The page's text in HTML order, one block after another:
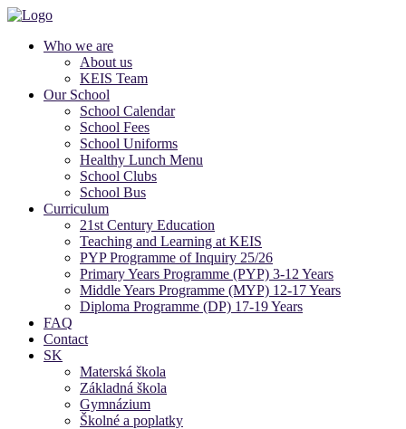
Who we are
About us
KEIS Team
Our School
School Calendar
School Fees
School Uniforms
Healthy Lunch Menu
School Clubs
School Bus
Curriculum
21st Century Education
Teaching and Learning at KEIS
PYP Programme of Inquiry 25/26
Primary Years Programme (PYP) 3-12 Years
Middle Years Programme (MYP) 12-17 Years
Diploma Programme (DP) 17-19 Years
FAQ
Contact
SK
Materská škola
Základná škola
Gymnázium
Školné a poplatky